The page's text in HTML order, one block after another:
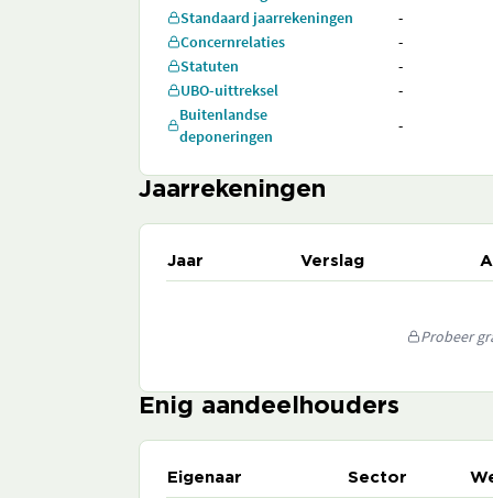
Standaard jaarrekeningen
-
Concernrelaties
-
Statuten
-
UBO-uittreksel
-
Buitenlandse
deponeringen
-
Jaarrekeningen
Jaar Verslag
Probeer
Enig aandeelhouders
Eigenaar Sector